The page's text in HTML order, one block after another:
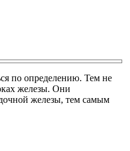
по определению. Тем не
железы. Они
железы, тем самым